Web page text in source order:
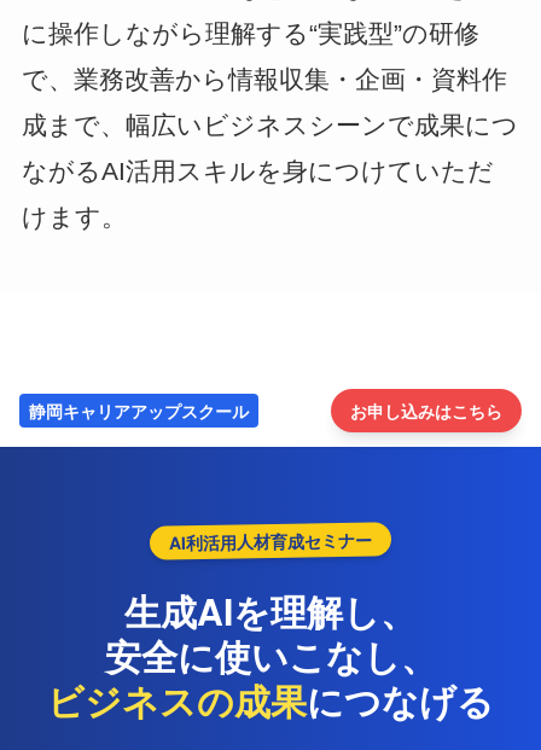
に操作しながら理解する“実践型”の研修
で、業務改善から情報収集・企画・資料作
成まで、幅広いビジネスシーンで成果につ
ながるAI活用スキルを身につけていただ
けます。
静岡キャリアアップスクール お申し込みはこちら
AI利活用人材育成セミナー
生成AIを理解し、
安全に使いこなし、
ビジネスの成果につなげる